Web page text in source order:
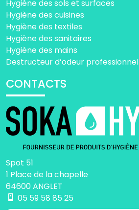
Hygiène des sols et surfaces
Hygiène des cuisines
Hygiène des textiles
Hygiène des sanitaires
Hygiène des mains
Destructeur d’odeur professionnel
CONTACTS
Spot 51
1 Place de la chapelle
64600 ANGLET
05 59 58 85 25